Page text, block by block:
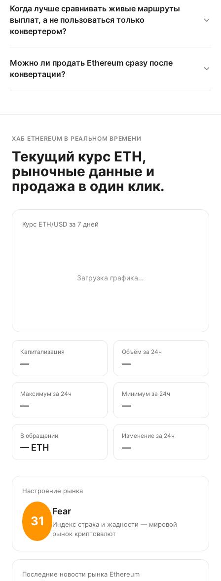
Когда лучше сравнивать живые маршруты
выплат, а не пользоваться только
конвертером?
Можно ли продать Ethereum сразу после
конвертации?
ХАБ ETHEREUM В РЕАЛЬНОМ ВРЕМЕНИ
Текущий курс ETH,
рыночные данные и
продажа в один клик.
Курс ETH/USD за 7 дней
Загрузка графика…
Капитализация
—
Объём за 24ч
—
Максимум за 24ч
—
Минимум за 24ч
—
В обращении
— ETH
Изменение за 24ч
—
Настроение рынка
31
Fear
Индекс страха и жадности — мировой
рынок криптовалют
Последние новости рынка Ethereum